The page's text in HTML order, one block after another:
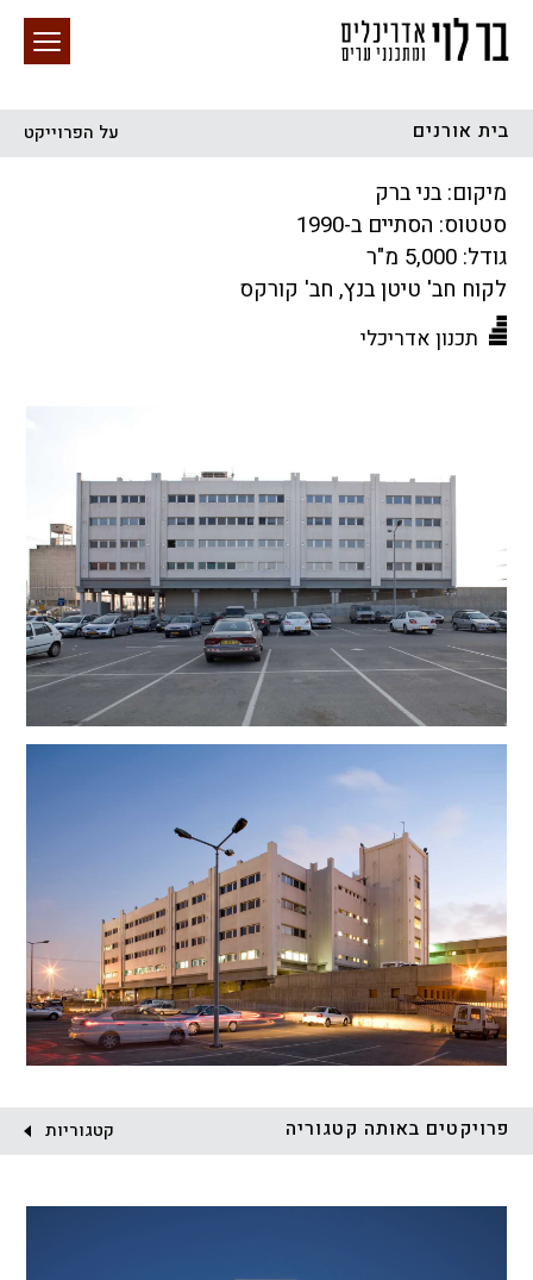
חיפוש באתר
בית אורנים על הפרוייקט
מיקום: בני ברק
סטטוס: הסתיים ב-1990
גודל: 5,000 מ"ר
לקוח חב' טיטן בנץ, חב' קורקס
תכנון אדריכלי
פרויקטים באותה קטגוריה
קטגוריות